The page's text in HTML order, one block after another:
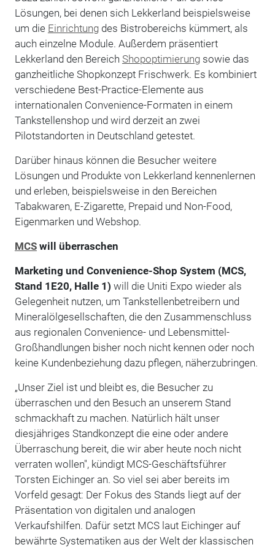
Lösungen, bei denen sich Lekkerland beispielsweise
um die Einrichtungdes Bistrobereichs kümmert, als
auch einzelne Module. Außerdem präsentiert
Lekkerland den Bereich Shopoptimierungsowie das
ganzheitliche Shopkonzept Frischwerk. Es kombiniert
verschiedene Best-Practice-Elemente aus
internationalen Convenience-Formaten in einem
Tankstellenshop und wird derzeit an zwei
Pilotstandorten in Deutschland getestet.
Darüber hinaus können die ­Besucher weitere
Lösungen und Produkte von Lekkerland kennenlernen
und erleben, beispielsweise in den Bereichen
Tabakwaren, E-Zigarette, Prepaid und Non-Food,
Eigenmarken und Webshop.
MCSwill überraschen
Marketing und Convenience-Shop System (MCS,
Stand 1E20, Halle 1) will die Uniti Expo wieder als
Gelegenheit nutzen, um Tankstellenbetreibern und
Mineralölgesellschaften, die den Zusammenschluss
aus regionalen Convenience- und Lebensmittel-
Großhandlungen bisher noch nicht kennen oder noch
keine Kundenbeziehung dazu pflegen, näherzubringen.
„Unser Ziel ist und bleibt es, die Besucher zu
überraschen und den Besuch an unserem Stand
schmackhaft zu machen. Natürlich hält unser
diesjähriges Standkonzept die eine oder andere
Überraschung bereit, die wir aber heute noch nicht
verraten wollen", kündigt MCS-Geschäftsführer
Torsten Eichinger an. So viel sei aber bereits im
Vorfeld gesagt: Der Fokus des Stands liegt auf der
Präsentation von digitalen und analogen
Verkaufshilfen. Dafür setzt MCS laut Eichinger auf
bewährte Systematiken aus der Welt der klassischen